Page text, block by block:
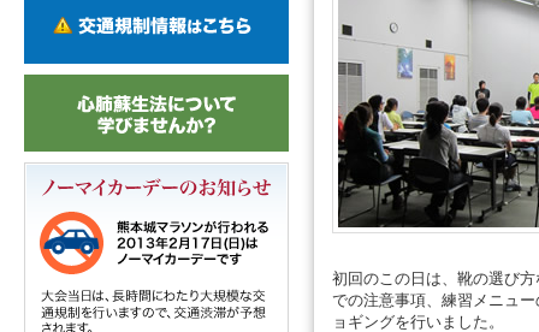
初回のこの日は、靴の選び
での注意事項、練習メニュ
ョギングを行いました。